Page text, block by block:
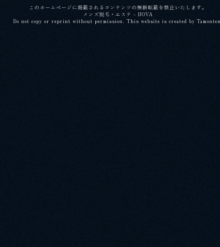
このホームページに掲載されるコンテンツの無断転載を禁止いたします。
メンズ脱毛・エステ - NOVA
Do not copy or reprint without permission. This website is created by